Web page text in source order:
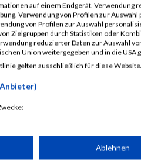
auf einem Endgerät. Verwendung
Verwendung von Profilen zur
von Profilen zur Auswahl
Zielgruppen durch Statistiken oder
reduzierter Daten zur Auswahl
Union weitergegeben und in die USA
gelten ausschließlich für diese
Informationen auf einemAblehnen